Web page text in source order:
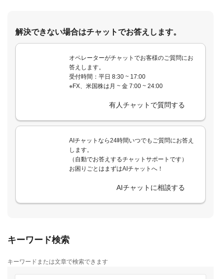
解決できない場合はチャットでお答えします。
オペレーターがチャットでお客様のご質問にお
答えします。
受付時間：平日 8:30 ~ 17:00
※FX、米国株は月 ~ 金 7:00 ~ 24:00
有人チャットで質問する
AIチャットなら24時間いつでもご質問にお答え
します。
（自動でお答えするチャットサポートです）
お困りごとはまずはAIチャットへ！
AIチャットに相談する
キーワード検索
キーワードまたは文章で検索できます